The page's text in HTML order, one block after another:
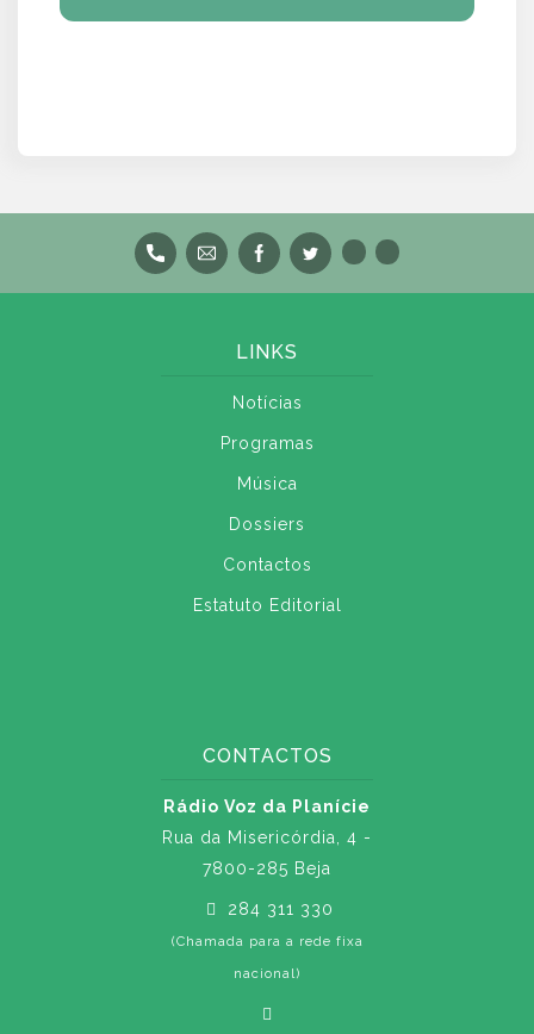
LINKS
Notícias
Programas
Música
Dossiers
Contactos
Estatuto Editorial
CONTACTOS
Rádio Voz da Planície
Rua da Misericórdia, 4 -
7800-285 Beja
284 311 330
(Chamada para a rede fixa
nacional)